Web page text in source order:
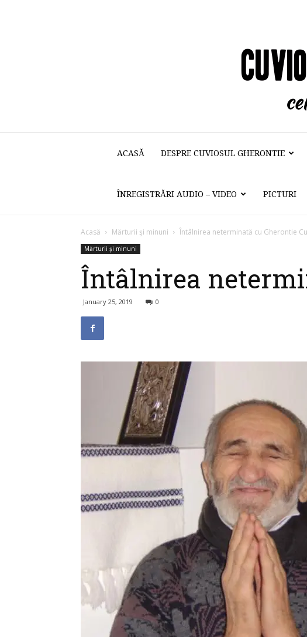
ACASĂ DESPRE CUVIOSUL GHERONTIE
ÎNREGISTRĂRI AUDIO – VIDEO PICTURI
Acasă Mărturii şi minuni Întâlnirea neterminată cu Gherontie
Mărturii şi minuni
Întâlnirea
January 25, 2019 0